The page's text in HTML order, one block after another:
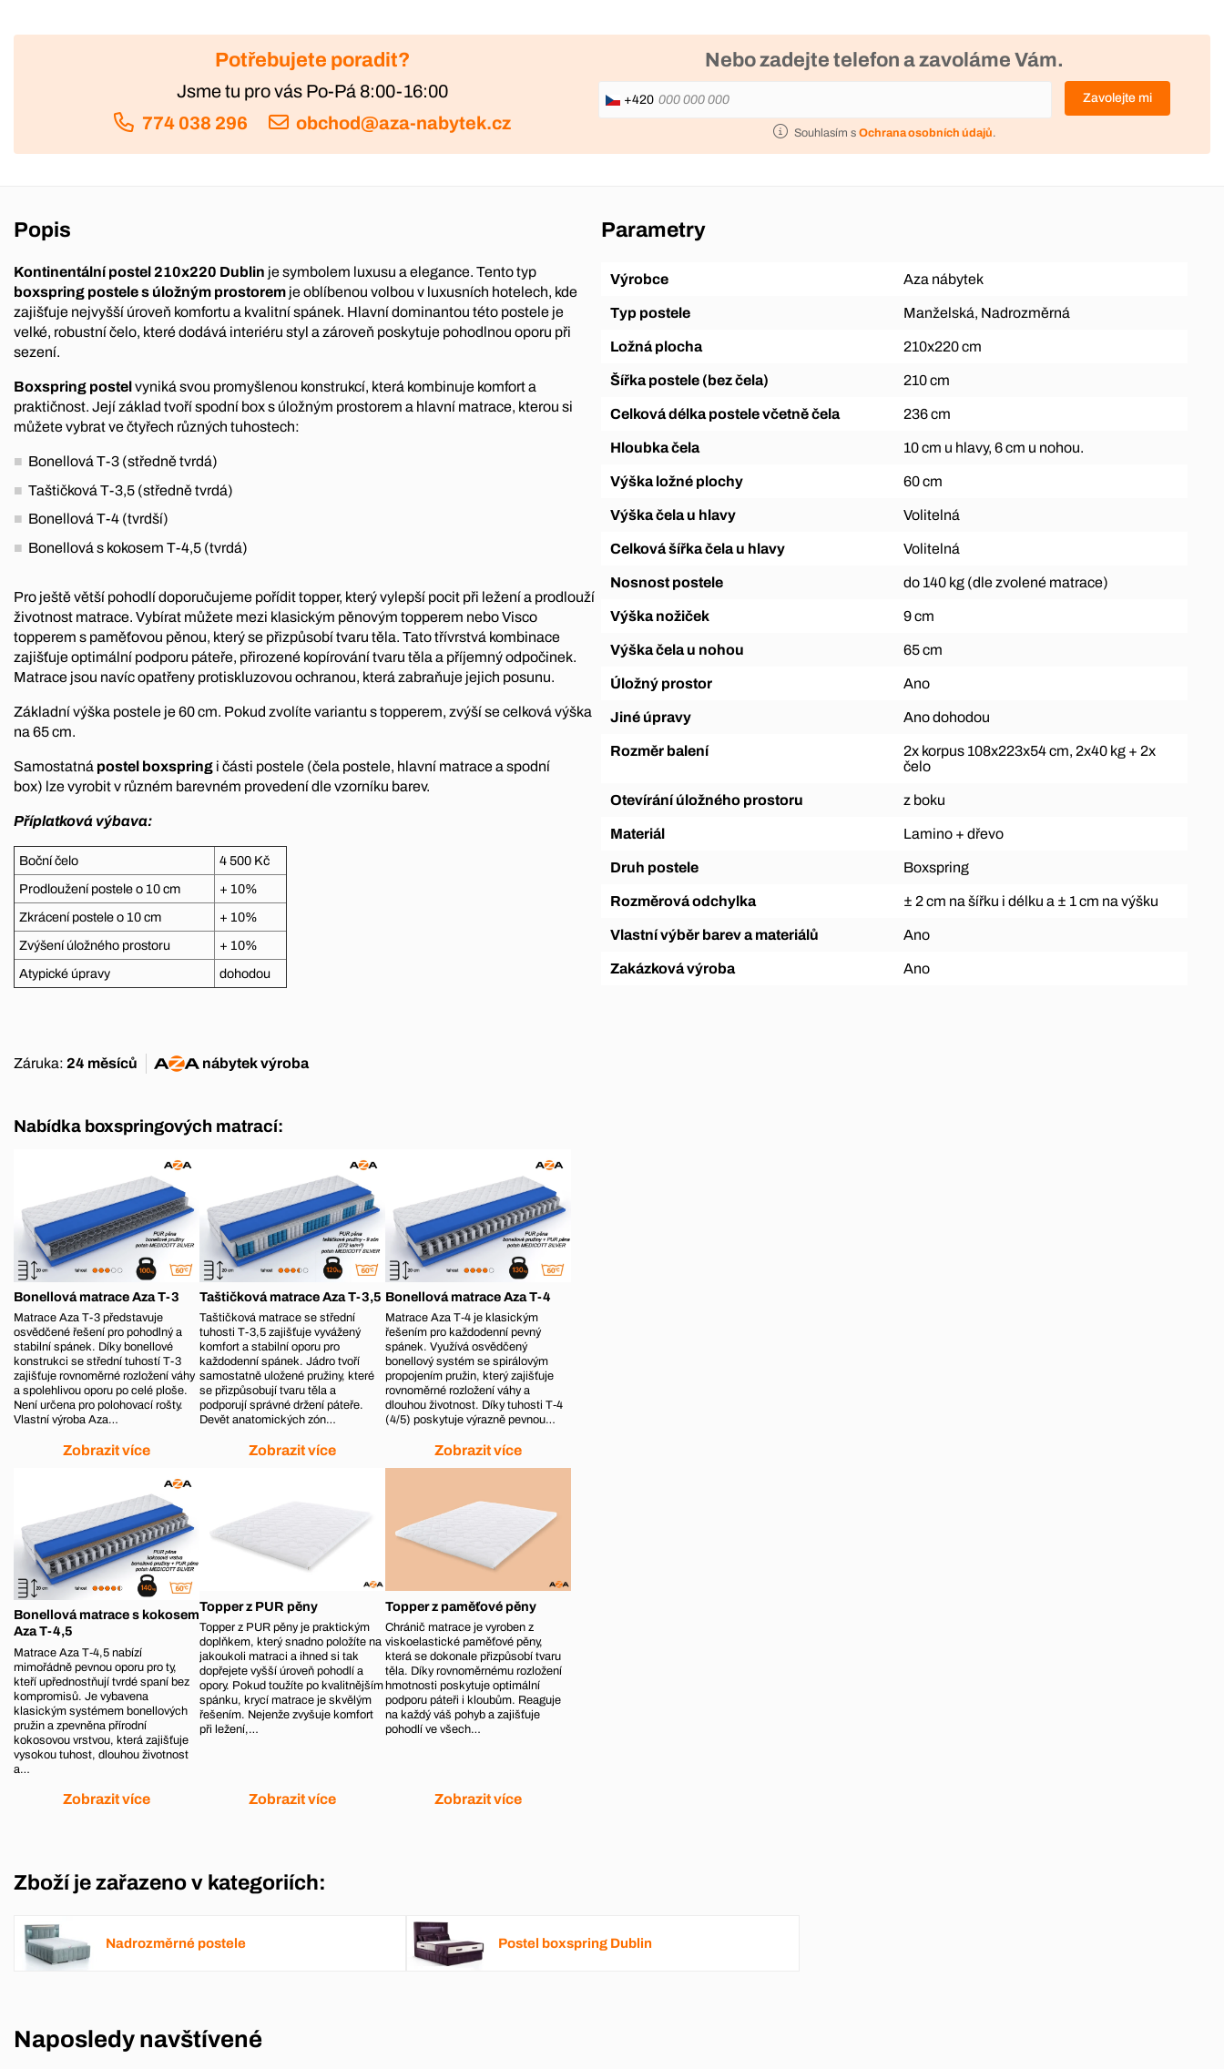
Potřebujete poradit?
Jsme tu pro vás Po-Pá 8:00-16:00
774 038 296
obchod@aza-nabytek.cz
Nebo zadejte telefon a zavoláme Vám.
+420 Zavolejte mi
Souhlasím s Ochrana osobních údajů.
Popis
Kontinentální postel 210x220 Dublin je symbolem luxusu a elegance. Tento typ
boxspring postele s úložným prostorem je oblíbenou volbou v luxusních hotelech, kde
zajišťuje nejvyšší úroveň komfortu a kvalitní spánek. Hlavní dominantou této postele je
velké, robustní čelo, které dodává interiéru styl a zároveň poskytuje pohodlnou oporu při
sezení.
Boxspring postelvyniká svou promyšlenou konstrukcí, která kombinuje komfort a
praktičnost. Její základ tvoří spodní box s úložným prostorem a hlavní matrace, kterou si
můžete vybrat ve čtyřech různých tuhostech:
Bonellová T-3 (středně tvrdá)
Taštičková T-3,5 (středně tvrdá)
Bonellová T-4 (tvrdší)
Bonellová s kokosem T-4,5 (tvrdá)
Pro ještě větší pohodlí doporučujeme pořídit topper, který vylepší pocit při ležení a prodlouží
životnost matrace. Vybírat můžete mezi klasickým pěnovým topperem nebo Visco
topperem s paměťovou pěnou, který se přizpůsobí tvaru těla. Tato třívrstvá kombinace
zajišťuje optimální podporu páteře, přirozené kopírování tvaru těla a příjemný odpočinek.
Matrace jsou navíc opatřeny protiskluzovou ochranou, která zabraňuje jejich posunu.
Základní výška postele je 60 cm. Pokud zvolíte variantu s topperem, zvýší se celková výška
na 65 cm.
Samostatná postel boxspring i části postele (čela postele, hlavní matrace a spodní
box) lze vyrobit v různém barevném provedení dle vzorníku barev.
Příplatková výbava:
Boční čelo
4 500 Kč
Prodloužení postele o 10 cm
+ 10%
Zkrácení postele o 10 cm
+ 10%
Zvýšení úložného prostoru
+ 10%
Atypické úpravy
dohodou
Záruka: 24 měsíců nábytekvýroba
Nabídka boxspringových matrací:
Bonellová matrace Aza T-3
Matrace Aza T-3 představuje
osvědčené řešení pro pohodlný a
stabilní spánek. Díky bonellové
konstrukci se střední tuhostí T-3
zajišťuje rovnoměrné rozložení váhy
a spolehlivou oporu po celé ploše.
Není určena pro polohovací rošty.
Vlastní výroba Aza…
Zobrazit více
Taštičková matrace Aza T-3,5
Taštičková matrace se střední
tuhosti T-3,5 zajišťuje vyvážený
komfort a stabilní oporu pro
každodenní spánek. Jádro tvoří
samostatně uložené pružiny, které
se přizpůsobují tvaru těla a
podporují správné držení páteře.
Devět anatomických zón…
Zobrazit více
Bonellová matrace Aza T-4
Matrace Aza T‑4 je klasickým
řešením pro každodenní pevný
spánek. Využívá osvědčený
bonellový systém se spirálovým
propojením pružin, který zajišťuje
rovnoměrné rozložení váhy a
dlouhou životnost. Díky tuhosti T‑4
(4/5) poskytuje výrazně pevnou…
Zobrazit více
Bonellová matrace s kokosem
Aza T-4,5
Matrace Aza T‑4,5 nabízí
mimořádně pevnou oporu pro ty,
kteří upřednostňují tvrdé spaní bez
kompromisů. Je vybavena
klasickým systémem bonellových
pružin a zpevněna přírodní
kokosovou vrstvou, která zajišťuje
vysokou tuhost, dlouhou životnost
a…
Zobrazit více
Topper z PUR pěny
Topper z PUR pěny je praktickým
doplňkem, který snadno položíte na
jakoukoli matraci a ihned si tak
dopřejete vyšší úroveň pohodlí a
opory. Pokud toužíte po kvalitnějším
spánku, krycí matrace je skvělým
řešením. Nejenže zvyšuje komfort
při ležení,…
Zobrazit více
Topper z paměťové pěny
Chránič matrace je vyroben z
viskoelastické paměťové pěny,
která se dokonale přizpůsobí tvaru
těla. Díky rovnoměrnému rozložení
hmotnosti poskytuje optimální
podporu páteři i kloubům. Reaguje
na každý váš pohyb a zajišťuje
pohodlí ve všech…
Zobrazit více
Parametry
Výrobce Aza nábytek
Typ postele Manželská, Nadrozměrná
Ložná plocha 210x220 cm
Šířka postele (bez čela) 210 cm
Celková délka postele včetně čela 236 cm
Hloubka čela 10 cm u hlavy, 6 cm u nohou.
Výška ložné plochy 60 cm
Výška čela u hlavy Volitelná
Celková šířka čela u hlavy Volitelná
Nosnost postele do 140 kg (dle zvolené matrace)
Výška nožiček 9 cm
Výška čela u nohou 65 cm
Úložný prostor Ano
Jiné úpravy Ano dohodou
Rozměr balení
2x korpus 108x223x54 cm, 2x40 kg + 2x
čelo
Otevírání úložného prostoru z boku
Materiál Lamino + dřevo
Druh postele Boxspring
Rozměrová odchylka ± 2 cm na šířku i délku a ± 1 cm na výšku
Vlastní výběr barev a materiálů Ano
Zakázková výroba Ano
Zboží je zařazeno v kategoriích:
Nadrozměrné postele Postel boxspring Dublin
Naposledy navštívené